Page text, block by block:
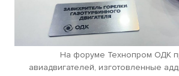
На форуме Технопром ОДК
авиадвигателей, изготовленные